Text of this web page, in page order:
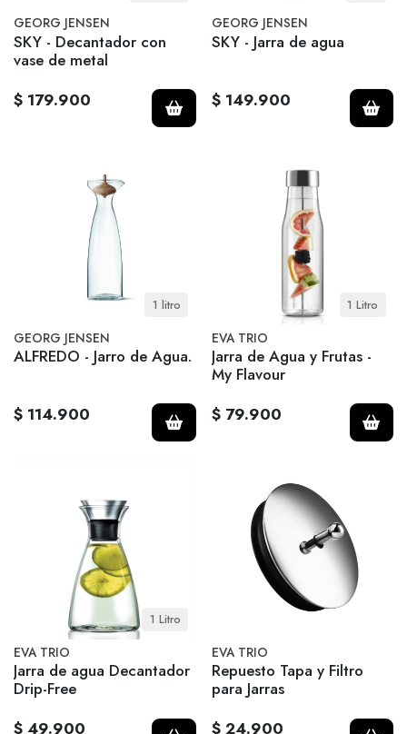
GEORG JENSEN
SKY - Decantador con
vase de metal
$ 179.900
GEORG JENSEN
SKY - Jarra de agua
$ 149.900
1 litro
GEORG JENSEN
ALFREDO - Jarro de Agua.
$ 114.900
1 Litro
EVA TRIO
Jarra de Agua y Frutas -
My Flavour
$ 79.900
1 Litro
EVA TRIO
Jarra de agua Decantador
Drip-Free
$ 49.900
EVA TRIO
Repuesto Tapa y Filtro
para Jarras
$ 24.900